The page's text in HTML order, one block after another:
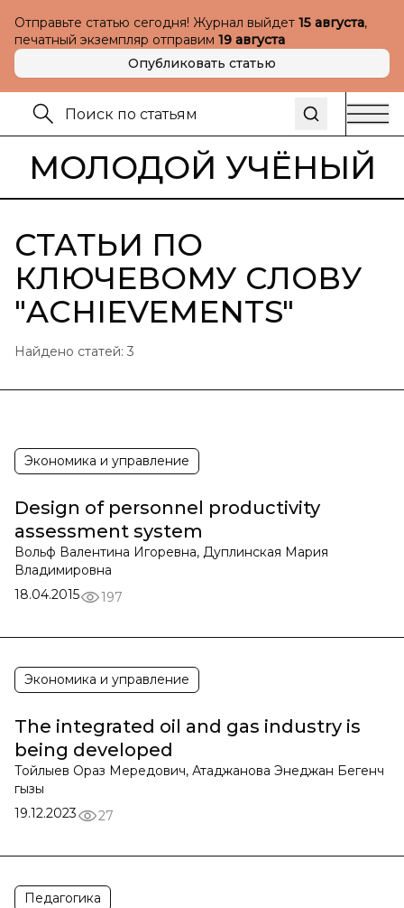
Отправьте статью сегодня! Журнал выйдет 15 августа,
печатный экземпляр отправим 19 августа
Опубликовать статью
МОЛОДОЙ УЧЁНЫЙ
СТАТЬИ ПО
КЛЮЧЕВОМУ СЛОВУ
"ACHIEVEMENTS"
Найдено статей: 3
Экономика и управление
Design of personnel productivity
assessment system
Вольф Валентина Игоревна, Дуплинская Мария
Владимировна
18.04.2015
197
Экономика и управление
The integrated oil and gas industry is
being developed
Тойлыев Ораз Мередович, Атаджанова Энеджан Бегенч
гызы
19.12.2023
27
Педагогика